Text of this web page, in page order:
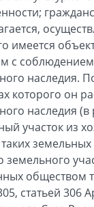
имеется
с
наследия.
которого он
наследия
участок из
земельного
обществом
статьей